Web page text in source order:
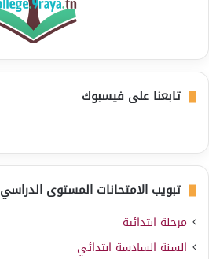
تابعنا على فيسبوك
تبويب الامتحانات المستوى الدراسي
مرحلة ابتدائية
السنة السادسة ابتدائي